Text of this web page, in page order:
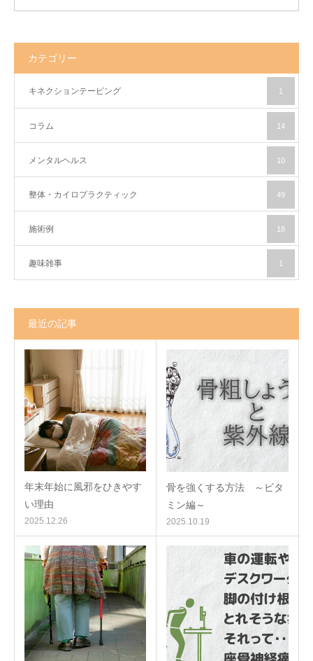
カテゴリー
キネクションテーピング 1
コラム 14
メンタルヘルス 10
整体・カイロプラクティック 49
施術例 18
趣味雑事 1
最近の記事
年末年始に風邪をひきやす
い理由
2025.12.26
骨を強くする方法 ～ビタ
ミン編～
2025.10.19